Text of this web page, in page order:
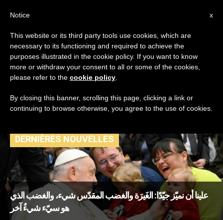
TAG
Posts Tagged ‘غضب
مقدس’
DERNIÈRES NOUVELLES
علينا أن نميّز جيّدًا: الغَيرَة والغضب المقدّس شيء، والغضب الذي
هو سيّء شيءٌ آخر
x
Notice
This website or its third party tools use cookies, which are
necessary to its functioning and required to achieve the
purposes illustrated in the cookie policy. If you want to know
more or withdraw your consent to all or some of the cookies,
please refer to the cookie policy
By closing this banner, scrolling this page, clicking a link or
continuing to browse otherwise, you agree to the use of cookies.